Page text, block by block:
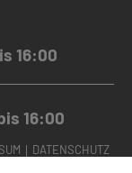
16:00
16:00
| DATENSCHUTZ